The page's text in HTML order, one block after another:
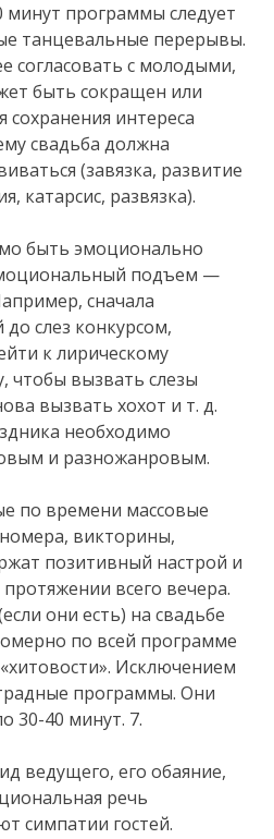
минут программы следует
танцевальные перерывы.
согласовать с молодыми,
быть сокращен или
сохранения интереса
свадьба должна
(завязка, развитие
катарсис, развязка).
быть эмоционально
подъем —
сначала
слез конкурсом,
к лирическому
чтобы вызвать слезы
вызвать хохот и т. д.
необходимо
и разножанровым.
по времени массовые
викторины,
позитивный настрой и
всего вечера.
они есть) на свадьбе
по всей программе
Исключением
программы. Они
30-40 минут. 7.
ведущего, его обаяние,
речь
симпатии гостей.